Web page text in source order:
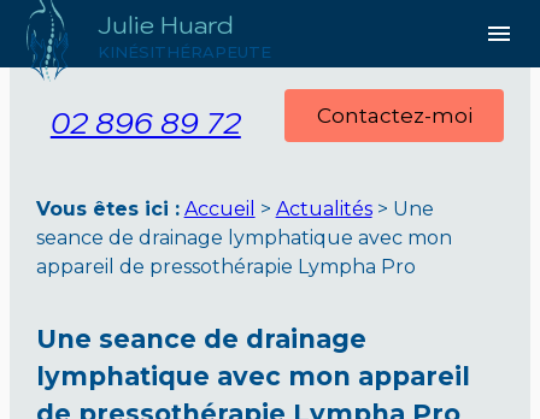
Julie Huard
KINÉSITHÉRAPEUTE
menu
02 896 89 72 Contactez-moi
Vous êtes ici : Accueil > Actualités> Une
seance de drainage lymphatique avec mon
appareil de pressothérapie Lympha Pro
Une seance de drainage
lymphatique avec mon appareil
Panneau de gestion des cookies